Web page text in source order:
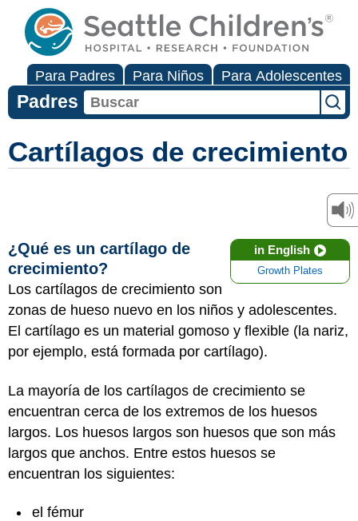
Para Padres Para Niños Para Adolescentes
Padres
Cartílagos de crecimiento
in English
Growth Plates
¿Qué es un cartílago de
crecimiento?
Los cartílagos de crecimiento son
zonas de hueso nuevo en los niños y adolescentes.
El cartílago es un material gomoso y flexible (la nariz,
por ejemplo, está formada por cartílago).
La mayoría de los cartílagos de crecimiento se
encuentran cerca de los extremos de los huesos
largos. Los huesos largos son huesos que son más
largos que anchos. Entre estos huesos se
encuentran los siguientes:
el fémur